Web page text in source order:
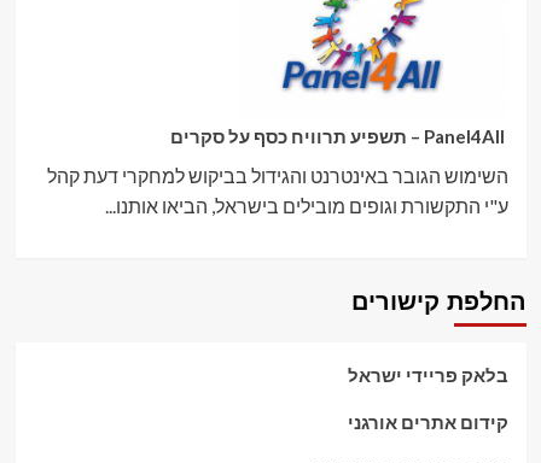
השימוש הגובר באינטרנט והגידול בביקוש למחקרי דעת קהל
ע"י התקשורת וגופים מובילים בישראל, הביאו אותנו...
החלפת קישורים
בלאק פריידי ישראל
קידום אתרים אורגני